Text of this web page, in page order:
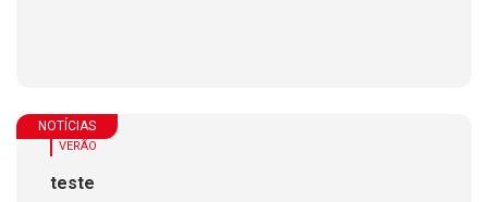
NOTÍCIAS
VERÃO
teste